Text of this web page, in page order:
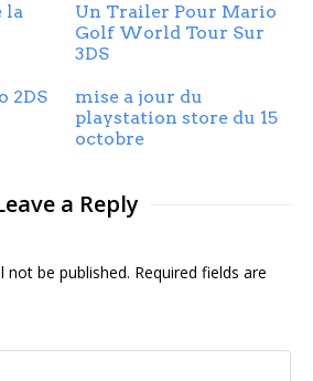
la
Un Trailer Pour Mario
Golf World Tour Sur
3DS
2DS
mise a jour du
playstation store du 15
octobre
a Reply
not be published. Required fields are